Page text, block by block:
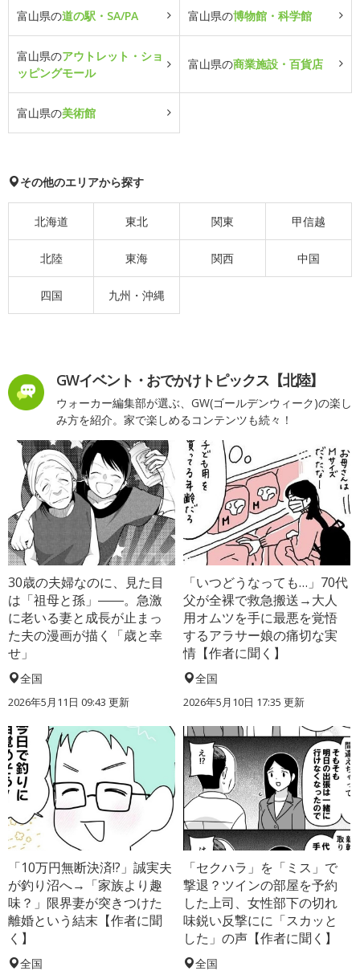
富山県の道の駅・SA/PA 富山県の博物館・科学館
富山県のアウトレット・ショ
ッピングモール
富山県の商業施設・百貨店
富山県の美術館
その他のエリアから探す
北海道 東北 関東 甲信越
北陸 東海 関西 中国
四国 九州・沖縄
GWイベント・おでかけトピックス【北陸】
ウォーカー編集部が選ぶ、GW(ゴールデンウィーク)の楽し
み方を紹介。家で楽しめるコンテンツも続々！
30歳の夫婦なのに、見た目
は「祖母と孫」――。急激
に老いる妻と成長が止まっ
た夫の漫画が描く「歳と幸
せ」
全国
2026年5月11日 09:43 更新
「いつどうなっても…」70代
父が全裸で救急搬送→大人
用オムツを手に最悪を覚悟
するアラサー娘の痛切な実
情【作者に聞く】
全国
2026年5月10日 17:35 更新
「10万円無断決済!?」誠実夫
が釣り沼へ→「家族より趣
味？」限界妻が突きつけた
離婚という結末【作者に聞
く】
全国
「セクハラ」を「ミス」で
撃退？ツインの部屋を予約
した上司、女性部下の切れ
味鋭い反撃にに「スカッと
した」の声【作者に聞く】
全国